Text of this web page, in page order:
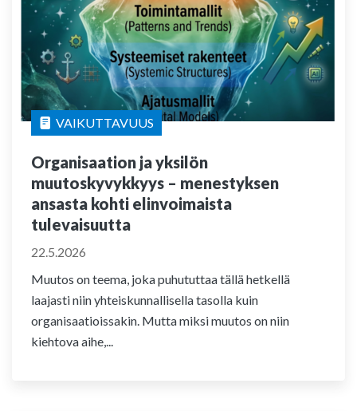
VAIKUTTAVUUS
Organisaation ja yksilön
muutoskyvykkyys – menestyksen
ansasta kohti elinvoimaista
tulevaisuutta
22.5.2026
Muutos on teema, joka puhututtaa tällä hetkellä
laajasti niin yhteiskunnallisella tasolla kuin
organisaatioissakin. Mutta miksi muutos on niin
kiehtova aihe,...